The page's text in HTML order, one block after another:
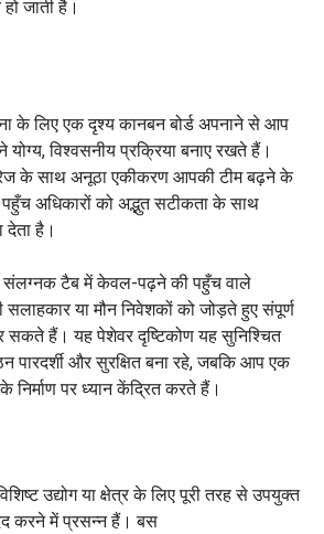
जाती है।
के लिए एक दृश्य कानबन बोर्ड अपनाने से आप
विश्वसनीय प्रक्रिया बनाए रखते हैं।
के साथ अनूठा एकीकरण आपकी टीम बढ़ने के
अधिकारों को अद्भुत सटीकता के साथ
देता है।
संलग्नक टैब में केवल-पढ़ने की पहुँच वाले
या मौन निवेशकों को जोड़ते हुए संपूर्ण
सकते हैं। यह पेशेवर दृष्टिकोण यह सुनिश्चित
पारदर्शी और सुरक्षित बना रहे, जबकि आप एक
पर ध्यान केंद्रित करते हैं।
उद्योग या क्षेत्र के लिए पूरी तरह से उपयुक्त
करने में प्रसन्न हैं। बस